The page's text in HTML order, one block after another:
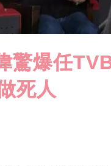
驚爆任
死人